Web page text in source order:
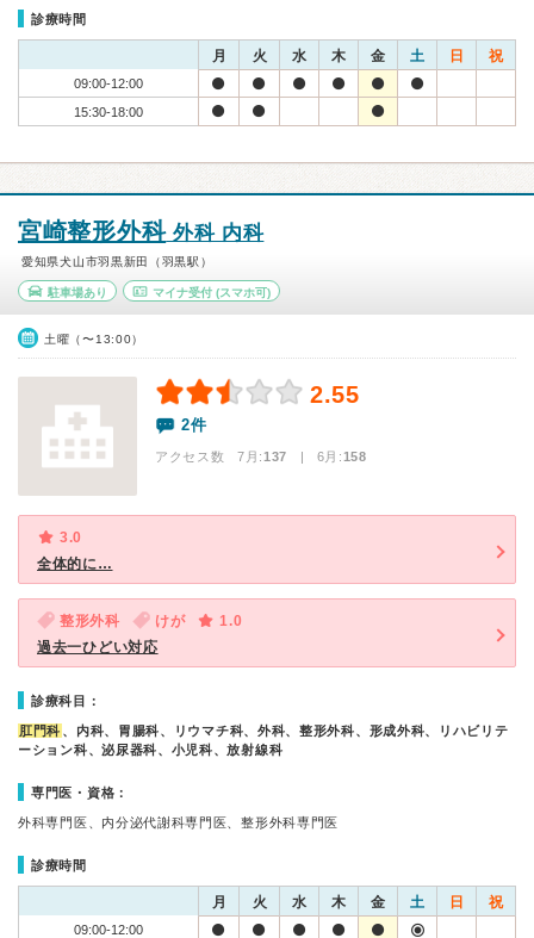
診療時間
月 火 水 木 金 土 日 祝
09:00-12:00
15:30-18:00
宮崎整形外科外科 内科
愛知県犬山市羽黒新田（羽黒駅）
駐車場あり マイナ受付(スマホ可)
土曜（〜13:00）
2.55
2件
アクセス数 7月:137 | 6月:158
3.0
全体的に…
整形外科 けが
1.0
過去一ひどい対応
診療科目：
肛門科 、内科、胃腸科、リウマチ科、外科、整形外科、形成外科、リハビリテ
ーション科、泌尿器科、小児科、放射線科
専門医・資格：
外科専門医、内分泌代謝科専門医、整形外科専門医
診療時間
月 火 水 木 金 土 日 祝
09:00-12:00